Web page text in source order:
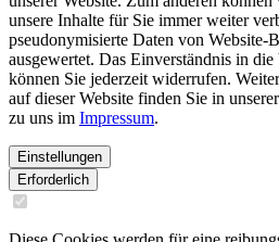
unsere Inhalte für Sie immer weiter
pseudonymisierte Daten von Website-
ausgewertet. Das Einverständnis in
können Sie jederzeit widerrufen.
auf dieser Website finden Sie in unserer
zu uns im Impressum.
Einstellungen
Erforderlich